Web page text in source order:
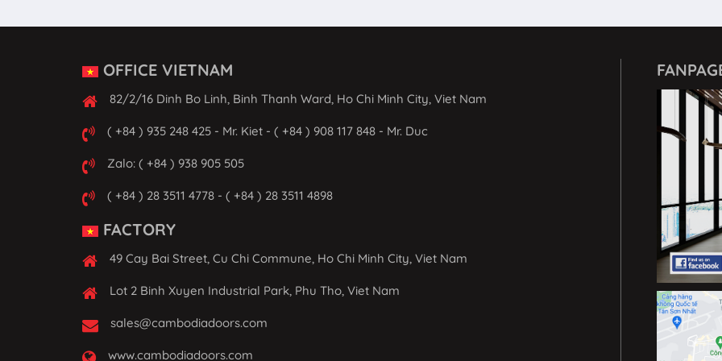
OFFICE VIETNAM
82/2/16 Dinh Bo Linh, Binh Thanh Ward, Ho Chi Minh City, Viet Nam
( +84 ) 935 248 425 - Mr. Kiet - ( +84 ) 908 117 848 - Mr. Duc
Zalo: ( +84 ) 938 905 505
( +84 ) 28 3511 4778 - ( +84 ) 28 3511 4898
FACTORY
49 Cay Bai Street, Cu Chi Commune, Ho Chi Minh City, Viet Nam
Lot 2 Binh Xuyen Industrial Park, Phu Tho, Viet Nam
sales@cambodiadoors.com
www.cambodiadoors.com